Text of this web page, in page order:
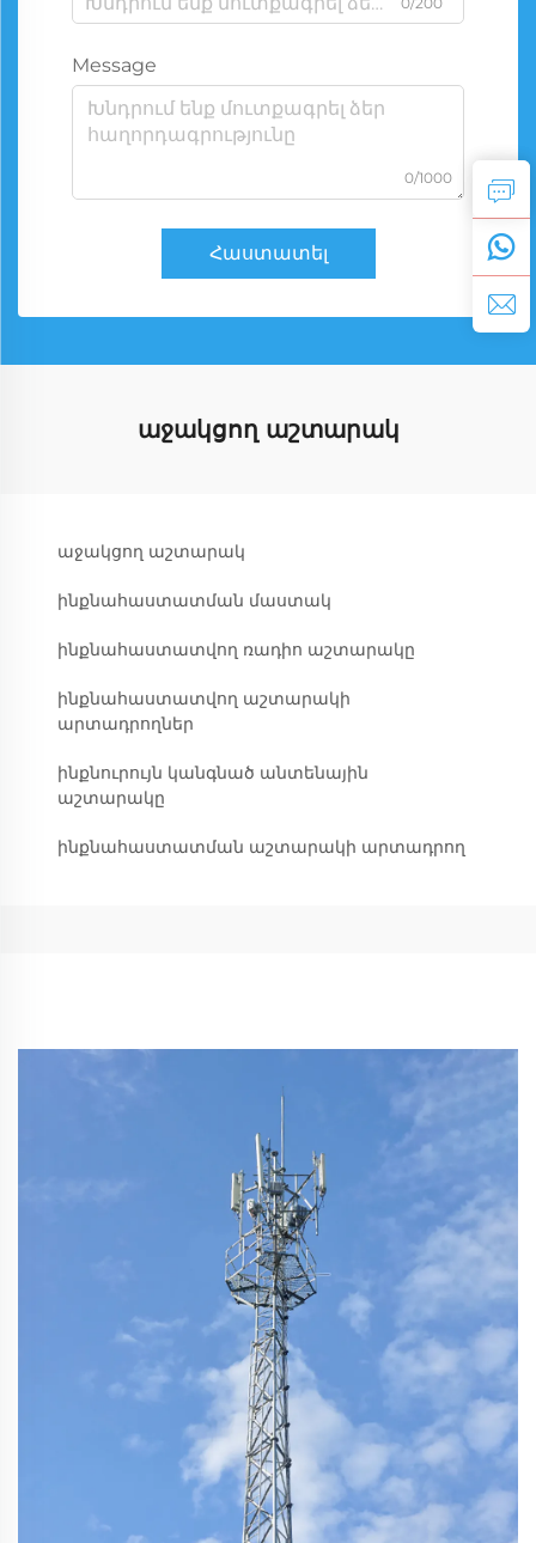
Message
0/1000
Հաստատել
աջակցող աշտարակ
աջակցող աշտարակ
ինքնահաստատման մաստակ
ինքնահաստատվող ռադիո աշտարակը
ինքնահաստատվող աշտարակի
արտադրողներ
ինքնուրույն կանգնած անտենային
աշտարակը
ինքնահաստատման աշտարակի արտադրող